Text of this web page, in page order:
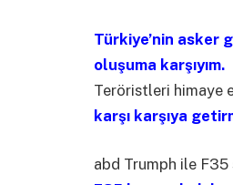
Türkiye’nin asker
oluşuma karşıyım.
Teröristleri himaye
karşı karşıya
abd Trumph ile